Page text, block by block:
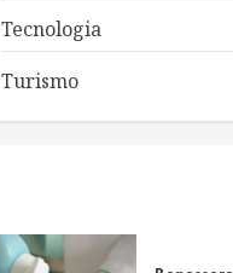
Tecnologia
Turismo